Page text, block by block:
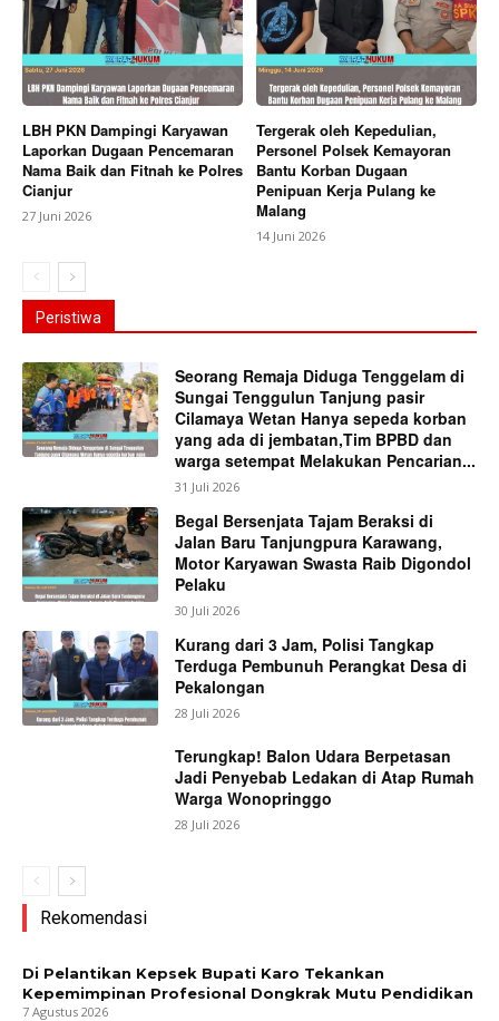
LBH PKN Dampingi Karyawan
Laporkan Dugaan Pencemaran
Nama Baik dan Fitnah ke Polres
Cianjur
27 Juni 2026
Tergerak oleh Kepedulian,
Personel Polsek Kemayoran
Bantu Korban Dugaan
Penipuan Kerja Pulang ke
Malang
14 Juni 2026
Peristiwa
Seorang Remaja Diduga Tenggelam di
Sungai Tenggulun Tanjung pasir
Cilamaya Wetan Hanya sepeda korban
yang ada di jembatan,Tim BPBD dan
warga setempat Melakukan Pencarian...
31 Juli 2026
Begal Bersenjata Tajam Beraksi di
Jalan Baru Tanjungpura Karawang,
Motor Karyawan Swasta Raib Digondol
Pelaku
30 Juli 2026
Kurang dari 3 Jam, Polisi Tangkap
Terduga Pembunuh Perangkat Desa di
Pekalongan
28 Juli 2026
Terungkap! Balon Udara Berpetasan
Jadi Penyebab Ledakan di Atap Rumah
Warga Wonopringgo
28 Juli 2026
Rekomendasi
Di Pelantikan Kepsek Bupati Karo Tekankan
Kepemimpinan Profesional Dongkrak Mutu Pendidikan
7 Agustus 2026